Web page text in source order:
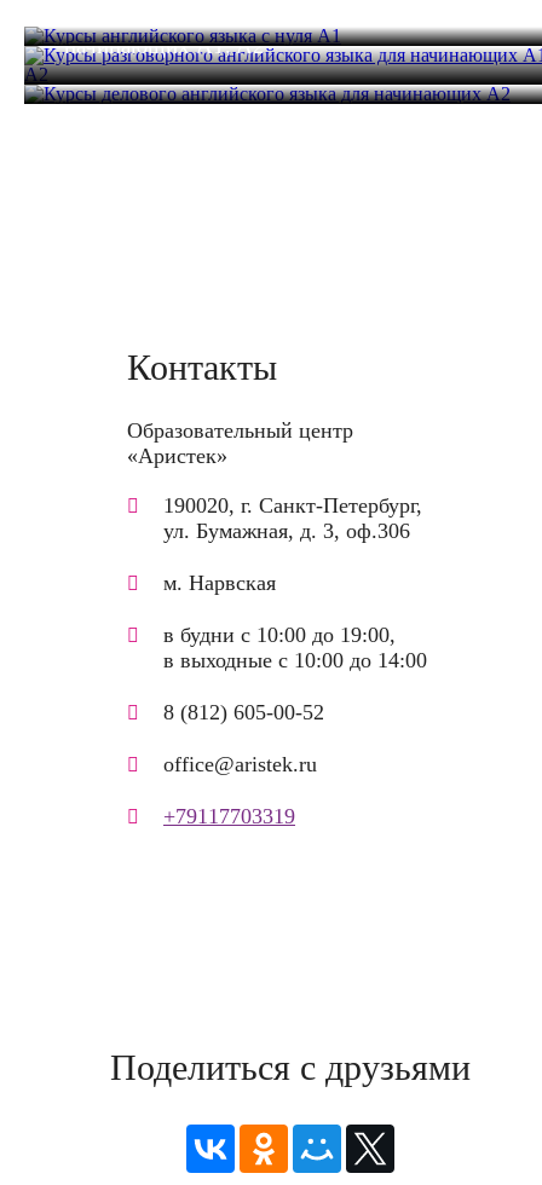
64 часа 35 200 руб.
начинающих A1, A2
Курсы делового английского языка для
начинающих A2
Контакты
Образовательный центр
«Аристек»
190020, г. Санкт-Петербург,
ул. Бумажная, д. 3, оф.306
м. Нарвская
в будни с 10:00 до 19:00,
в выходные с 10:00 до 14:00
8 (812) 605-00-52
office@aristek.ru
+79117703319
Поделиться с друзьями